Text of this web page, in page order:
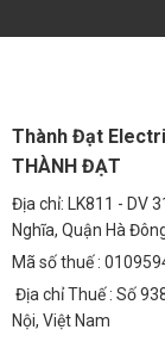
Thành Đạt
THÀNH ĐẠT
Địa chỉ: LK811 - DV
Nghĩa, Quận Hà
Mã số thuế :
Địa chỉ Thuế : Số
Nội, Việt Nam